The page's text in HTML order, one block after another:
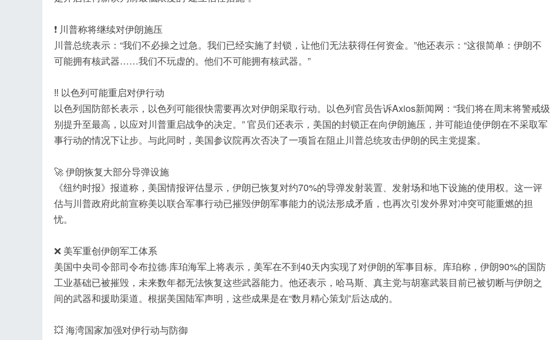
❗️ 川普称将继续对伊朗施压
川普总统表示：“我们不必操之过急。我们已经实施了封锁，让他们无法获得任何资金。”他还表示：“这很简单：伊朗不
可能拥有核武器……我们不玩虚的。他们不可能拥有核武器。”
‼️ 以色列可能重启对伊行动
以色列国防部长表示，以色列可能很快需要再次对伊朗采取行动。以色列官员告诉Axios新闻网：“我们将在周末将警戒级
别提升至最高，以应对川普重启战争的决定。” 官员们还表示，美国的封锁正在向伊朗施压，并可能迫使伊朗在不采取军
事行动的情况下让步。与此同时，美国参议院再次否决了一项旨在阻止川普总统攻击伊朗的民主党提案。
🚀 伊朗恢复大部分导弹设施
《纽约时报》报道称，美国情报评估显示，伊朗已恢复对约70%的导弹发射装置、发射场和地下设施的使用权。这一评
估与川普政府此前宣称美以联合军事行动已摧毁伊朗军事能力的说法形成矛盾，也再次引发外界对冲突可能重燃的担
忧。
❌ 美军重创伊朗军工体系
美国中央司令部司令布拉德·库珀海军上将表示，美军在不到40天内实现了对伊朗的军事目标。库珀称，伊朗90%的国防
工业基础已被摧毁，未来数年都无法恢复这些武器能力。他还表示，哈马斯、真主党与胡塞武装目前已被切断与伊朗之
间的武器和援助渠道。根据美国陆军声明，这些成果是在“数月精心策划”后达成的。
💥 海湾国家加强对伊行动与防御